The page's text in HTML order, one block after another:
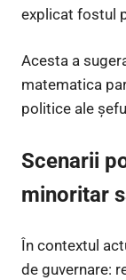
explicat fostul
Acesta a
matematica
politice ale
Scenarii
minoritar
În contextul
de guvernare: